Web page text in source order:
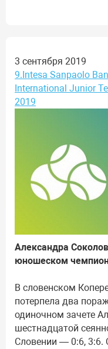
3 сентября 2019
9.Intesa Sanpaolo
International Junior
2019
Александра
юношеском
В словенском
потерпела два
одиночном зачете
шестнадцатой
Словении — 0:6, 3:6.